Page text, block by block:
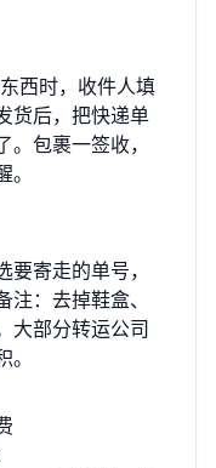
西时，收件人填
货后，把快递单
包裹一签收，
寄走的单号，
：去掉鞋盒、
大部分转运公司